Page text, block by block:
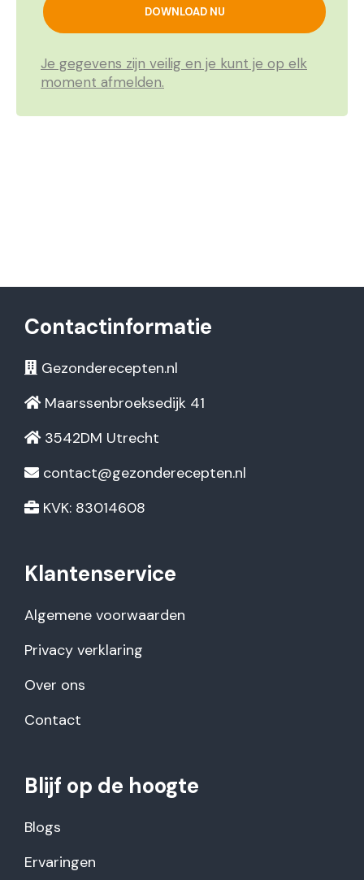
Je gegevens zijn veilig en je kunt je op elk
moment afmelden.
Contactinformatie
Gezonderecepten.nl
Maarssenbroeksedijk 41
3542DM Utrecht
contact@gezonderecepten.nl
KVK: 83014608
Klantenservice
Algemene voorwaarden
Privacy verklaring
Over ons
Contact
Blijf op de hoogte
Blogs
Ervaringen